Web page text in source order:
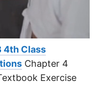
4th Class
Chapter 4
Exercise